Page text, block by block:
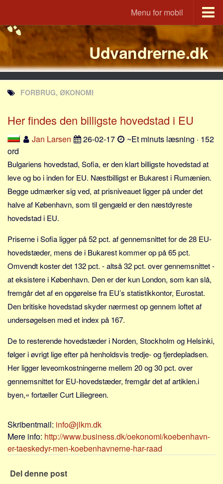
Menu for mobil
Portal
Udvandrerne.dk
Utvandrerne.no
Utvandrarna.se
Tyskland.dk
England.dk
JLKM.dk
Lande
Tyrkiet
Spanien
Norge
Thailand
Grækenland
USA
Alle
Nøgleord
Bolig
Job
Virksomhed
Investering
Forbrug
Social sikring og sundhed
Udvandrerne.dk
FORBRUG, ØKONOMI
Her findes den billigste hovedstad i EU
Jan Larsen 26-02-17
~Et minuts læsning · 152
ord
Bulgariens hovedstad, Sofia, er den klart billigste hovedstad at
leve og bo i inden for EU. Næstbilligst er Bukarest i Rumænien.
Begge udmærker sig ved, at prisniveauet ligger på under det
halve af København, som til gengæld er den næstdyreste
hovedstad i EU.
Priserne i Sofia ligger på 52 pct. af gennemsnittet for de 28 EU-
hovedstæder, mens de i Bukarest kommer op på 65 pct.
Omvendt koster det 132 pct. - altså 32 pct. over gennemsnittet -
at eksistere i København. Den er der kun London, som kan slå,
fremgår det af en opgørelse fra EU’s statistikkontor, Eurostat.
Den britiske hovedstad skyder nærmest op gennem loftet af
undersøgelsen med et index på 167.
De to resterende hovedstæder i Norden, Stockholm og Helsinki,
følger i øvrigt lige efter på henholdsvis tredje- og fjerdepladsen.
Her ligger leveomkostningerne mellem 20 og 30 pct. over
gennemsnittet for EU-hovedstæder, fremgår det af artiklen.i
byen,« fortæller Curt Liliegreen.
Skribentmail: info@jlkm.dk
Mere info: http://www.business.dk/oekonomi/koebenhavn-
er-taeskedyr-men-koebenhavnerne-har-raad
Del denne post